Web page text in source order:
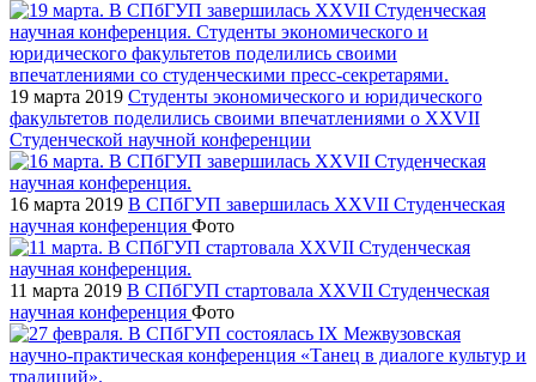
19 марта 2019 Студенты экономического и юридического
факультетов поделились своими впечатлениями о XXVII
Студенческой научной конференции
16 марта 2019 В СПбГУП завершилась XXVII Студенческая
научная конференция Фото
11 марта 2019 В СПбГУП стартовала XXVII Студенческая
научная конференция Фото